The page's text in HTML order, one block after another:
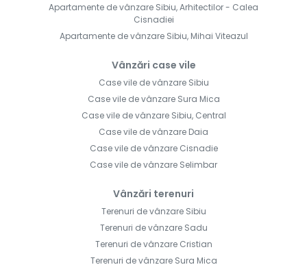
Apartamente de vânzare Sibiu, Arhitectilor - Calea
Cisnadiei
Apartamente de vânzare Sibiu, Mihai Viteazul
Vânzări case vile
Case vile de vânzare Sibiu
Case vile de vânzare Sura Mica
Case vile de vânzare Sibiu, Central
Case vile de vânzare Daia
Case vile de vânzare Cisnadie
Case vile de vânzare Selimbar
Vânzări terenuri
Terenuri de vânzare Sibiu
Terenuri de vânzare Sadu
Terenuri de vânzare Cristian
Terenuri de vânzare Sura Mica